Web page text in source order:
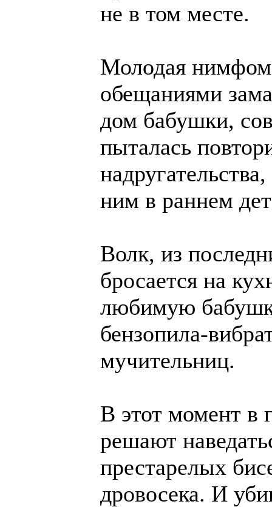
не в том месте.
Молодая
обещаниями
дом бабушки,
пыталась
ним в раннем
Волк, из
бросается на
любимую
бензопила-
мучительниц.
В этот момент в
решают
престарелых
дровосека. И